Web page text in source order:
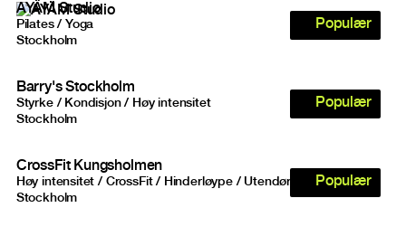
Populær
AYÄM Studio
Pilates / Yoga
Stockholm
Populær
Barry's Stockholm
Styrke / Kondisjon / Høy intensitet
Stockholm
Populær
CrossFit Kungsholmen
Høy intensitet / CrossFit / Hinderløype / Utendørs
Stockholm